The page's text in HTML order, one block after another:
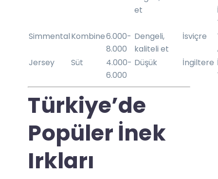
et
SimmentalKombine6.000-
8.000
Dengeli,
kaliteli et
İsviçre
Jersey
Süt
4.000-
6.000
Düşük İngiltere
Türkiye’de
Popüler İnek
Irkları